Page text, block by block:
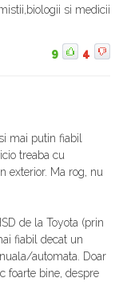
si medicii
9 4
mai putin fiabil
treaba cu
exterior. Ma rog, nu
de la Toyota (prin
fiabil decat un
automata. Doar
foarte bine, despre